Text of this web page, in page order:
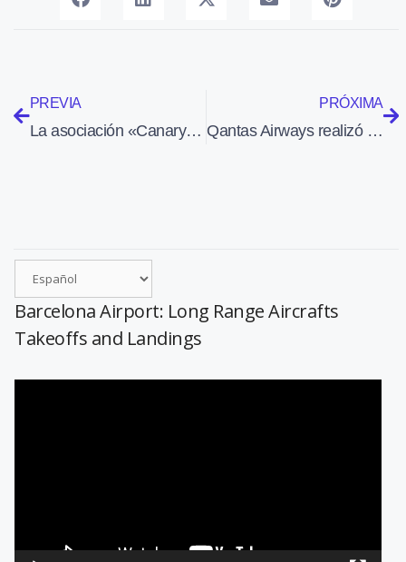
PREVIA
La asociación «Canary Islands Spotting» agrupa a 300 spotters
PRÓXIMA
Qantas Airways realizó un primer vuelo con biocombustible
Barcelona Airport: Long Range Aircrafts
Takeoffs and Landings